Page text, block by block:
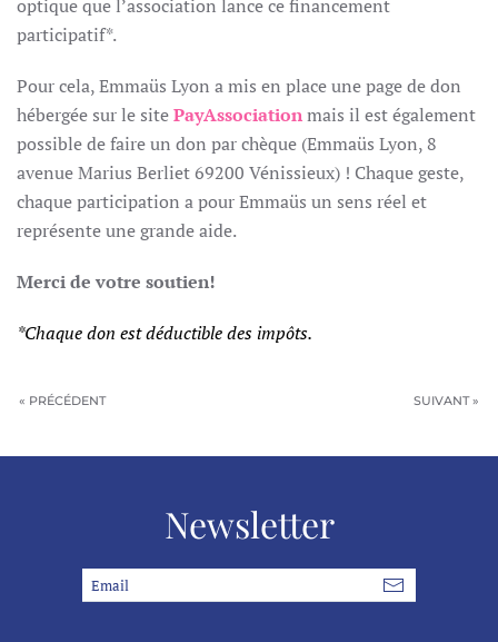
optique que l’association lance ce financement
participatif*.
Pour cela, Emmaüs Lyon a mis en place une page de don
hébergée sur le sitePayAssociationmais il est également
possible de faire un don par chèque (Emmaüs Lyon, 8
avenue Marius Berliet 69200 Vénissieux) ! Chaque geste,
chaque participation a pour Emmaüs un sens réel et
représente une grande aide.
Merci de votre soutien!
*Chaque don est déductible des impôts.
« PRÉCÉDENT SUIVANT »
Newsletter